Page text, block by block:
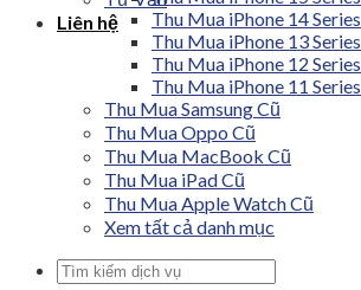
Liên hệ
Thu Mua iPhone 14 Series
Thu Mua iPhone 13 Series
Thu Mua iPhone 12 Series
Thu Mua iPhone 11 Series
Thu Mua Samsung Cũ
Thu Mua Oppo Cũ
Thu Mua MacBook Cũ
Thu Mua iPad Cũ
Thu Mua Apple Watch Cũ
Xem tất cả danh mục
Tìm